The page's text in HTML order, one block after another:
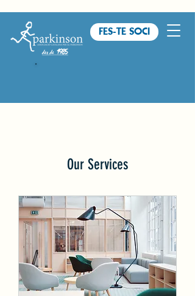
FES-TE SOCI
Our Services